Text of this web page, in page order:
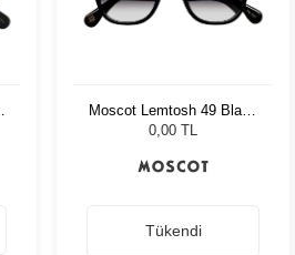
Moscot Lemtosh 49 Black
American Grey Fade
0,00 TL
Tükendi